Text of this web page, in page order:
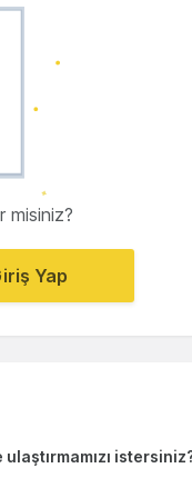
misiniz?
Yap